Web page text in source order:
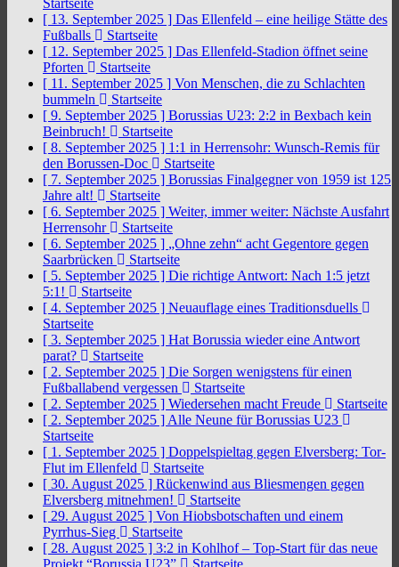
Startseite
[ 13. September 2025 ] Das Ellenfeld – eine heilige Stätte des
Fußballs
Startseite
[ 12. September 2025 ] Das Ellenfeld-Stadion öffnet seine
Pforten
Startseite
[ 11. September 2025 ] Von Menschen, die zu Schlachten
bummeln
Startseite
[ 9. September 2025 ] Borussias U23: 2:2 in Bexbach kein
Beinbruch!
Startseite
[ 8. September 2025 ] 1:1 in Herrensohr: Wunsch-Remis für
den Borussen-Doc
Startseite
[ 7. September 2025 ] Borussias Finalgegner von 1959 ist 125
Jahre alt!
Startseite
[ 6. September 2025 ] Weiter, immer weiter: Nächste Ausfahrt
Herrensohr
Startseite
[ 6. September 2025 ] „Ohne zehn“ acht Gegentore gegen
Saarbrücken
Startseite
[ 5. September 2025 ] Die richtige Antwort: Nach 1:5 jetzt
5:1!
Startseite
[ 4. September 2025 ] Neuauflage eines Traditionsduells
Startseite
[ 3. September 2025 ] Hat Borussia wieder eine Antwort
parat?
Startseite
[ 2. September 2025 ] Die Sorgen wenigstens für einen
Fußballabend vergessen
Startseite
[ 2. September 2025 ] Wiedersehen macht Freude
Startseite
[ 2. September 2025 ] Alle Neune für Borussias U23
Startseite
[ 1. September 2025 ] Doppelspieltag gegen Elversberg: Tor-
Flut im Ellenfeld
Startseite
[ 30. August 2025 ] Rückenwind aus Bliesmengen gegen
Elversberg mitnehmen!
Startseite
[ 29. August 2025 ] Von Hiobsbotschaften und einem
Pyrrhus-Sieg
Startseite
[ 28. August 2025 ] 3:2 in Kohlhof – Top-Start für das neue
Projekt “Borussia U23”
Startseite